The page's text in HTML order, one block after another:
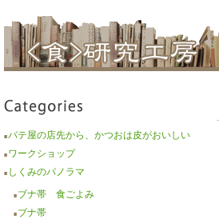
■パテ屋の店先から、かつおは皮がおいしい
■ ワークショップ
■ しくみのパノラマ
■ ブナ帯 食ごよみ
■ ブナ帯